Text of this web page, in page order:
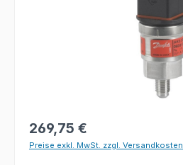
Regulärer Preis:
269,75 €
Preise exkl. MwSt. zzgl. Versandkosten